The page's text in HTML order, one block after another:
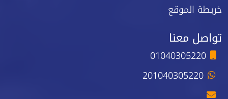
خريطة الموقع
تواصل معنا
01040305220
201040305220